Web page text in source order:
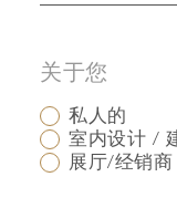
关于您
私人的
室内设计 /
展厅/经销商